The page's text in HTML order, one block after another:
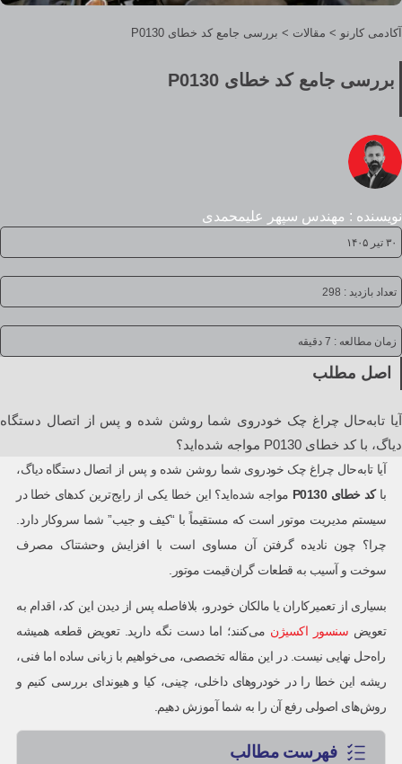
آکادمی کارنو > مقالات > بررسی جامع کد خطای P0130
بررسی جامع کد خطای P0130
نویسنده : مهندس سپهر علیمحمدی
۳۰ تیر ۱۴۰۵
تعداد بازدید : 298
زمان مطالعه : 7 دقیقه
اصل مطلب
آیا تا‌به‌حال چراغ چک خودروی شما روشن شده و پس از اتصال دستگاه
دیاگ، با کد خطای P0130 مواجه شده‌اید؟
آیا تا‌به‌حال چراغ چک خودروی شما روشن شده و پس از اتصال دستگاه دیاگ،
باکد خطایP0130 مواجه شده‌اید؟ این خطا یکی از رایج‌ترین کدهای خطا در
سیستم مدیریت موتور است که مستقیماً با “کیف و جیب” شما سروکار دارد.
چرا؟ چون نادیده گرفتن آن مساوی است با افزایش وحشتناک مصرف
سوخت و آسیب به قطعات گران‌قیمت موتور.
بسیاری از تعمیرکاران یا مالکان خودرو، بلافاصله پس از دیدن این کد، اقدام به
تعویض سنسور اکسیژن می‌کنند؛ اما دست نگه دارید. تعویض قطعه همیشه
راه‌حل نهایی نیست. در این مقاله تخصصی، می‌خواهیم با زبانی ساده اما فنی،
ریشه این خطا را در خودروهای داخلی، چینی، کیا و هیوندای بررسی کنیم و
روش‌های اصولی رفع آن را به شما آموزش دهیم.
فهرست مطالب